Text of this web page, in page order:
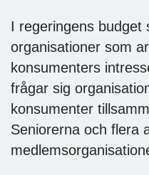
I regeringens budget
organisationer som
konsumenters
frågar sig
konsumenter
Seniorerna och flera